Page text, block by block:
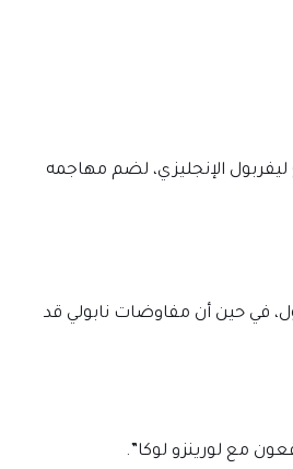
الإنجليزي، لضم مهاجمه
في حين أن مفاوضات نابولي قد
مع لورينزو لوكا”.